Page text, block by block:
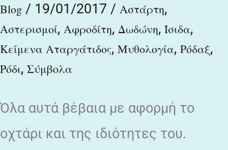
Blog / 19/01/2017 / Αστάρτη,
Αστερισμοί, Αφροδίτη, Δωδώνη, Ίσιδα,
Κείμενα Αταργάτιδος, Μυθολογία, Ρόδαξ,
Ρόδι, Σύμβολα
Όλα αυτά βέβαια με αφορμή το
οχτάρι και της ιδιότητες του.
Αφροδίτης